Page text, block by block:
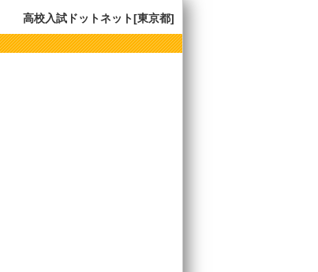
高校入試ドットネット[東京都]